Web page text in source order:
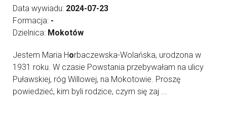
Data wywiadu: 2024-07-23
Formacja: -
Dzielnica: Mokotów
Jestem Maria Horbaczewska-Wolańska, urodzona w
1931 roku. W czasie Powstania przebywałam na ulicy
Puławskiej, róg Willowej, na Mokotowie. Proszę
powiedzieć, kim byli rodzice, czym się zaj ...